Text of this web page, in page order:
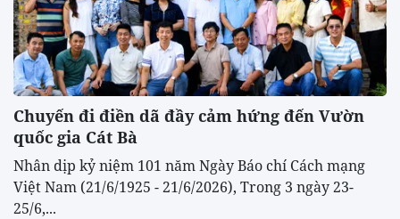
Chuyến đi điền dã đầy cảm hứng đến Vườn
quốc gia Cát Bà
Nhân dịp kỷ niệm 101 năm Ngày Báo chí Cách mạng
Việt Nam (21/6/1925 - 21/6/2026), Trong 3 ngày 23-
25/6,...